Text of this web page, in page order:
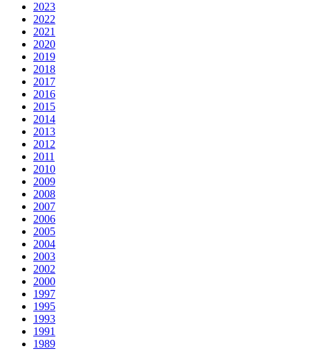
2023
2022
2021
2020
2019
2018
2017
2016
2015
2014
2013
2012
2011
2010
2009
2008
2007
2006
2005
2004
2003
2002
2000
1997
1995
1993
1991
1989